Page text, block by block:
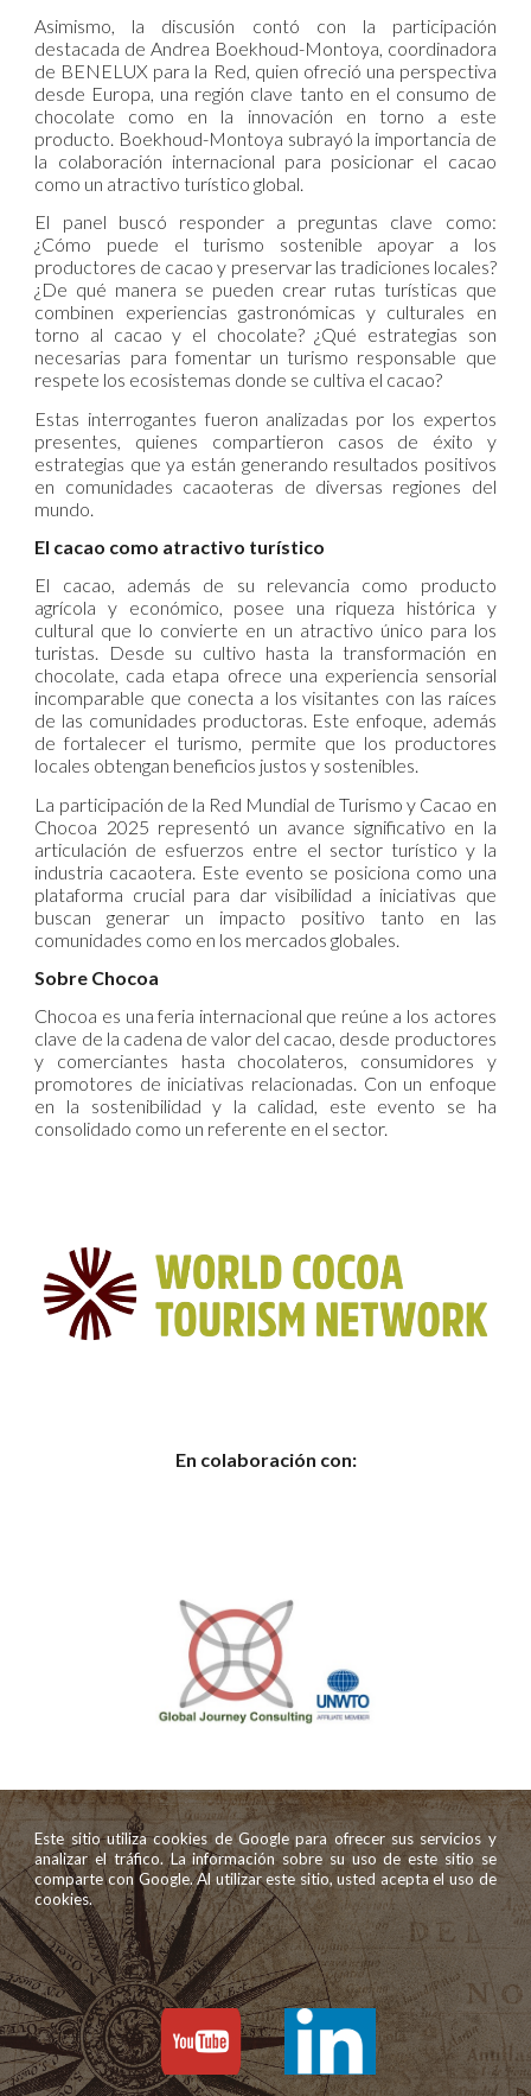
Asimismo, la discusión contó con la participación
destacada de Andrea Boekhoud-Montoya, coordinadora
de BENELUX para la Red, quien ofreció una perspectiva
desde Europa, una región clave tanto en el consumo de
chocolate como en la innovación en torno a este
producto. Boekhoud-Montoya subrayó la importancia de
la colaboración internacional para posicionar el cacao
como un atractivo turístico global.
El panel buscó responder a preguntas clave como:
¿Cómo puede el turismo sostenible apoyar a los
productores de cacao y preservar las tradiciones locales?
¿De qué manera se pueden crear rutas turísticas que
combinen experiencias gastronómicas y culturales en
torno al cacao y el chocolate? ¿Qué estrategias son
necesarias para fomentar un turismo responsable que
respete los ecosistemas donde se cultiva el cacao?
Estas interrogantes fueron analizadas por los expertos
presentes, quienes compartieron casos de éxito y
estrategias que ya están generando resultados positivos
en comunidades cacaoteras de diversas regiones del
mundo.
El cacao como atractivo turístico
El cacao, además de su relevancia como producto
agrícola y económico, posee una riqueza histórica y
cultural que lo convierte en un atractivo único para los
turistas. Desde su cultivo hasta la transformación en
chocolate, cada etapa ofrece una experiencia sensorial
incomparable que conecta a los visitantes con las raíces
de las comunidades productoras. Este enfoque, además
de fortalecer el turismo, permite que los productores
locales obtengan beneficios justos y sostenibles.
La participación de la Red Mundial de Turismo y Cacao en
Chocoa 2025 representó un avance significativo en la
articulación de esfuerzos entre el sector turístico y la
industria cacaotera. Este evento se posiciona como una
plataforma crucial para dar visibilidad a iniciativas que
buscan generar un impacto positivo tanto en las
comunidades como en los mercados globales.
Sobre Chocoa
Chocoa es una feria internacional que reúne a los actores
clave de la cadena de valor del cacao, desde productores
y comerciantes hasta chocolateros, consumidores y
promotores de iniciativas relacionadas. Con un enfoque
en la sostenibilidad y la calidad, este evento se ha
consolidado como un referente en el sector.
En colaboración con:
Este sitio utiliza cookies de Google para ofrecer sus servicios y
analizar el tráfico. La información sobre su uso de este sitio se
comparte con Google. Al utilizar este sitio, usted acepta el uso de
cookies.